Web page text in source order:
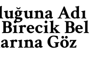
Adı
Bel
Göz